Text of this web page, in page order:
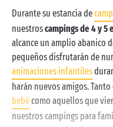
océano Atlánticole ofrecen
incomparables para su
.
¿Lo suyo es más bien el
a la sombra de los árboles?
camping al borde del río
los cuatro puntos cardinales
Durante su estancia de
nuestroscampings de 4 y 5
alcance un amplio abanico
pequeños disfrutarán de
animaciones infantiles
harán nuevos amigos.
bebécomo aquellos que
nuestros campings para